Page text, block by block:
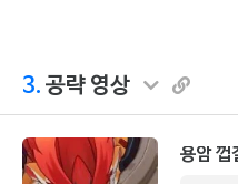
3. 공략 영상